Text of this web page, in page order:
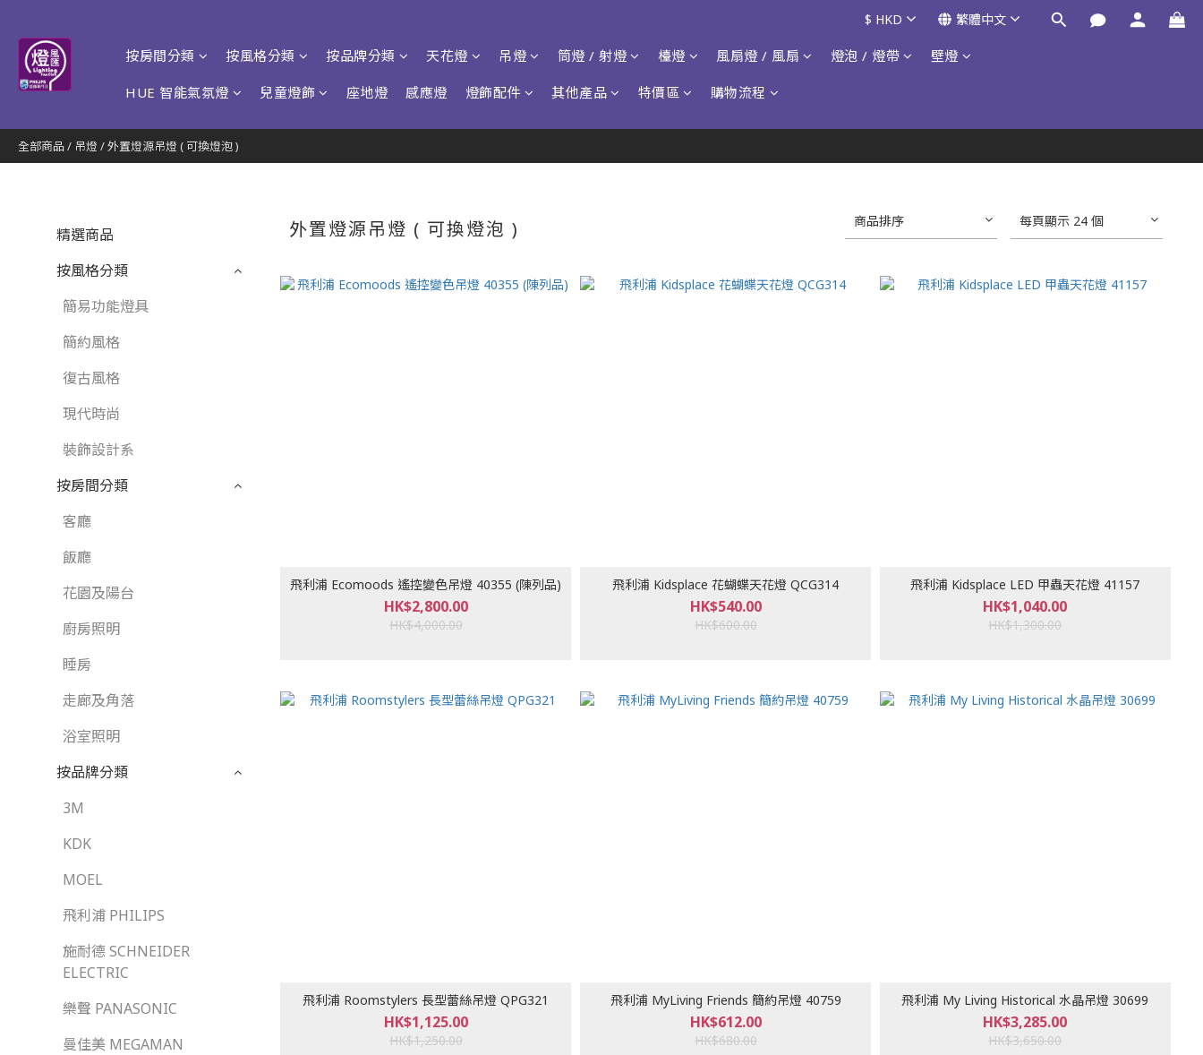
按房間分類 按風格分類 按品牌分類 天花燈 吊燈 筒燈 / 射燈 檯燈 風扇燈 / 風扇 燈泡 / 燈帶 壁燈
HUE 智能氣氛燈 兒童燈飾 座地燈 感應燈 燈飾配件 其他產品 特價區 購物流程
$ HKD 繁體中文
全部商品/ 吊燈 /外置燈源吊燈 ( 可換燈泡 )
精選商品
按風格分類
簡易功能燈具
簡約風格
復古風格
現代時尚
裝飾設計系
按房間分類
客廳
飯廳
花園及陽台
廚房照明
睡房
走廊及角落
浴室照明
按品牌分類
3M
KDK
MOEL
飛利浦 PHILIPS
施耐德 SCHNEIDER
ELECTRIC
樂聲 PANASONIC
曼佳美 MEGAMAN
外置燈源吊燈 ( 可換燈泡 ) 商品排序 每頁顯示 24 個
飛利浦 Ecomoods 遙控變色吊燈 40355 (陳列品)
HK$2,800.00
HK$4,000.00
飛利浦 Kidsplace 花蝴蝶天花燈 QCG314
HK$540.00
HK$600.00
飛利浦 Kidsplace LED 甲蟲天花燈 41157
HK$1,040.00
HK$1,300.00
飛利浦 Roomstylers 長型蕾絲吊燈 QPG321
HK$1,125.00
HK$1,250.00
飛利浦 MyLiving Friends 簡約吊燈 40759
HK$612.00
HK$680.00
飛利浦 My Living Historical 水晶吊燈 30699
HK$3,285.00
HK$3,650.00